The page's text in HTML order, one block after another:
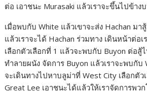
ต่อ เอาชนะ Murasaki แล้วเราจะขึ้นไปข้าง
เมื่อพบกับ White แล้วเขาจะส่ง Hachan มา
แล้วเราจะได้ Hachan ร่วมทาง เดินหน้าต่อ
เลือกตัวเลือกที่ 1 แล้วจะพบกับ Buyon ต่อสู้ไ
ทำลายผนัง จัดการ Buyon แล้วเราจะพบกับ
จะเดินทางไปหาบลูม่าที่ West City เลือกตัว
Great Lee เอาชนะได้แล้วให้เราจัดการพว